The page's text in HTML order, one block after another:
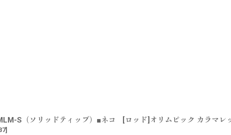
S（ソリッドティップ）■ネコ
]
[ロッド]オリムピック カラマ